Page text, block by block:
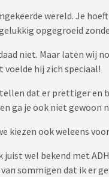
wereld. Je
opgegroeid
niet. Maar laten wij
voelde hij zich speciaal!
dat er prettiger en
ga je ook niet gewoon
kiezen ook weleens
juist wel bekend met
sommigen dat ik er